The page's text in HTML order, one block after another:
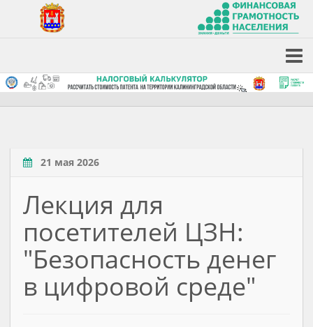
21 мая 2026
Лекция для
посетителей ЦЗН:
"Безопасность денег
в цифровой среде"